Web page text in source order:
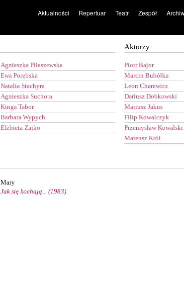
Aktualności Repertuar Teatr Zespół
Agnieszka Pilaszewska
Ewa Porębska
Natalia Stachyra
Agnieszka Suchora
Kinga Tabor
Barbara Wypych
Elżbieta Zajko
Aktorzy
Piotr Bajor
Marcin Bubółka
Leon Charewicz
Dariusz Dobkowski
Mariusz Jakus
Filip Kowalczyk
Przemysław Kowalski
Mateusz Król
Mary
Jak się kochają... (1983)